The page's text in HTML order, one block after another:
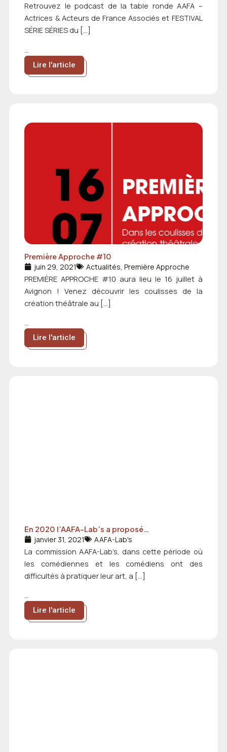
Retrouvez le podcast de la table ronde AAFA –
Actrices & Acteurs de France Associés et FESTIVAL
SÉRIE SÉRIES du […]
Lire l'article
Première Approche #10
juin 29, 2021 Actualités ,Première Approche
PREMIÈRE APPROCHE #10 aura lieu le 16 juillet à
Avignon ! Venez découvrir les coulisses de la
création théâtrale au […]
...
Lire l'article
En 2020 l’AAFA-Lab’s a proposé…
janvier 31, 2021 AAFA-Lab's
La commission AAFA-Lab’s, dans cette période où
les comédiennes et les comédiens ont des
difficultés à pratiquer leur art, a […]
...
Lire l'article